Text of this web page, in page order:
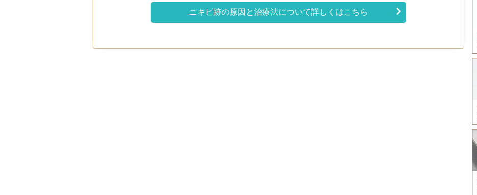
ニキビ跡の原因と治療法について詳しくはこちら